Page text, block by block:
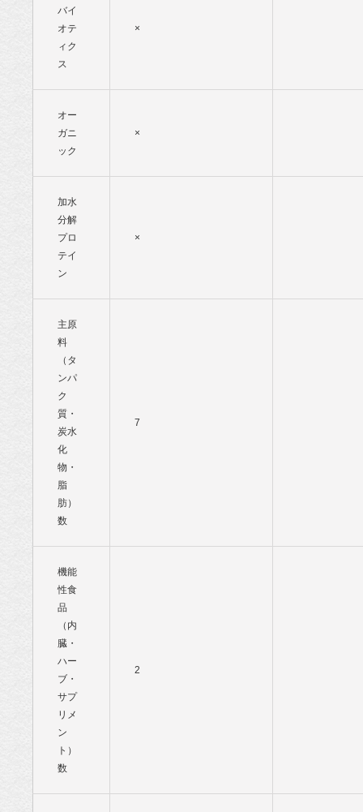
バイ
オテ
ィク
ス
×
オー
ガニ
ック
×
加水
分解
プロ
テイ
ン
×
主原
料
（タ
ンパ
ク
質・
炭水
化
物・
脂
肪）
数
7
機能
性食
品
（内
臓・
ハー
ブ・
サプ
リメ
ン
ト）
数
2